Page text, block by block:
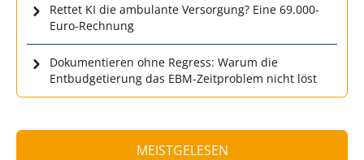
Rettet KI die ambulante Versorgung? Eine 69.000-
Euro-Rechnung
Dokumentieren ohne Regress: Warum die
Entbudgetierung das EBM-Zeitproblem nicht löst
MEISTGELESEN